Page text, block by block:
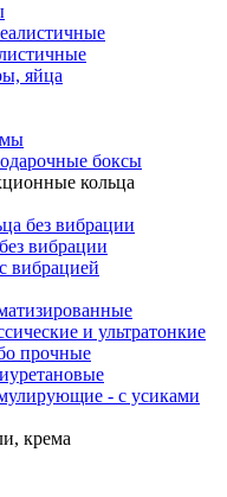
яйца
боксы
кольца
без вибрации
вибрации
вибрацией
и ультратонкие
прочные
- с усиками
крема